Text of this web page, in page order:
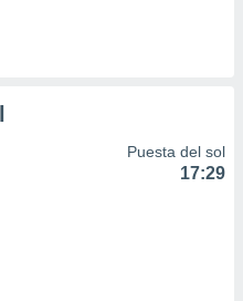
Puesta del sol
17:29